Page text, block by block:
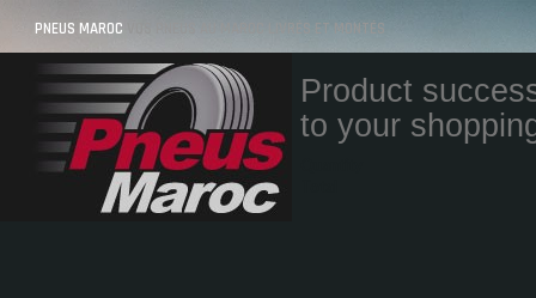
PNEUS MAROC VOS PNEUS AU MAROC LIVRÉS ET MONTÉS
Product
to your